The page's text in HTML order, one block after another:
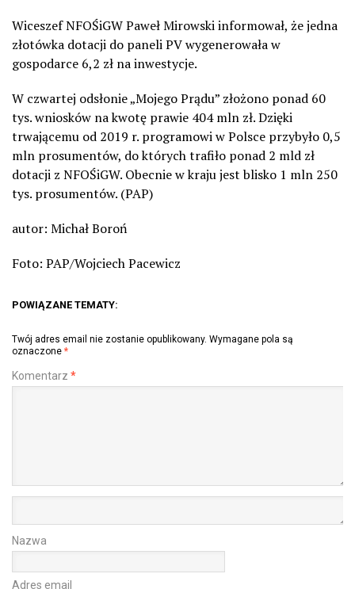
Wiceszef NFOŚiGW Paweł Mirowski informował, że jedna
złotówka dotacji do paneli PV wygenerowała w
gospodarce 6,2 zł na inwestycje.
W czwartej odsłonie „Mojego Prądu” złożono ponad 60
tys. wniosków na kwotę prawie 404 mln zł. Dzięki
trwającemu od 2019 r. programowi w Polsce przybyło 0,5
mln prosumentów, do których trafiło ponad 2 mld zł
dotacji z NFOŚiGW. Obecnie w kraju jest blisko 1 mln 250
tys. prosumentów. (PAP)
autor: Michał Boroń
Foto: PAP/Wojciech Pacewicz
POWIĄZANE TEMATY:
Twój adres email nie zostanie opublikowany. Wymagane pola są
oznaczone *
Komentarz *
Nazwa
Adres email